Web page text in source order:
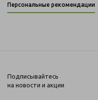
Персональные рекомендации
Подписывайтесь
на новости и акции